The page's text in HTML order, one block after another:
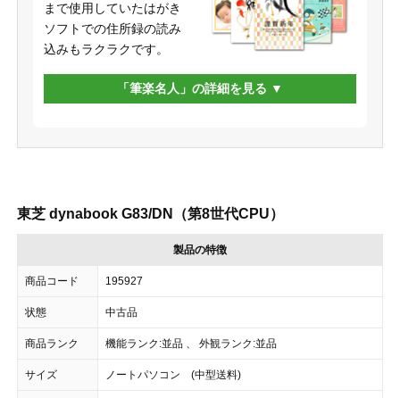
まで使用していたはがき
ソフトでの住所録の読み
込みもラクラクです。
「筆楽名人」の詳細を見る
東芝 dynabook G83/DN（第8世代CPU）
製品の特徴
商品コード 195927
状態 中古品
商品ランク 機能ランク:並品 、 外観ランク:並品
サイズ ノートパソコン (中型送料)